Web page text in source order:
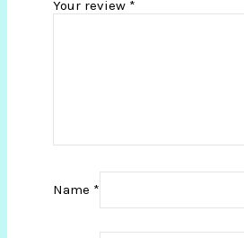
Your review *
Name *